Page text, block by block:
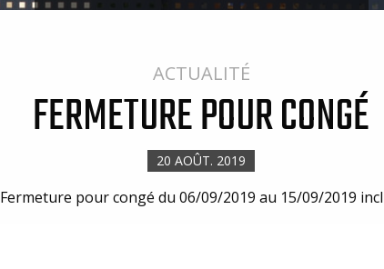
ACTUALITÉ
FERMETURE POUR CONGÉ
20 AOÛT. 2019
Fermeture pour congé du 06/09/2019 au 15/09/2019